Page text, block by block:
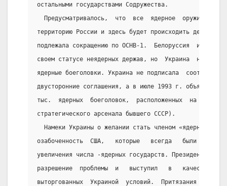
остальными государствами Содружества.
Предусматривалось,  что  все  ядерное  оружие
территорию России и здесь будет происходить
подлежала сокращению по ОСНВ-1.  Белоруссия  и
своем статусе неядерных держав, но  Украина  не
ядерные боеголовки. Украина не подписала
двусторонние соглашения, а в июле 1993 г. объявила
тыс.  ядерных  боеголовок,  расположенных  на  ее
стратегического арсенала бывшего СССР).
Намеки Украины о желании стать членом «ядерного
озабоченность  США,   которые   всегда   были
увеличения числа -ядерных государств. Президент США
разрешение  проблемы  и   выступил   в   качестве
выторгованных  Украиной  условий.  Притязания